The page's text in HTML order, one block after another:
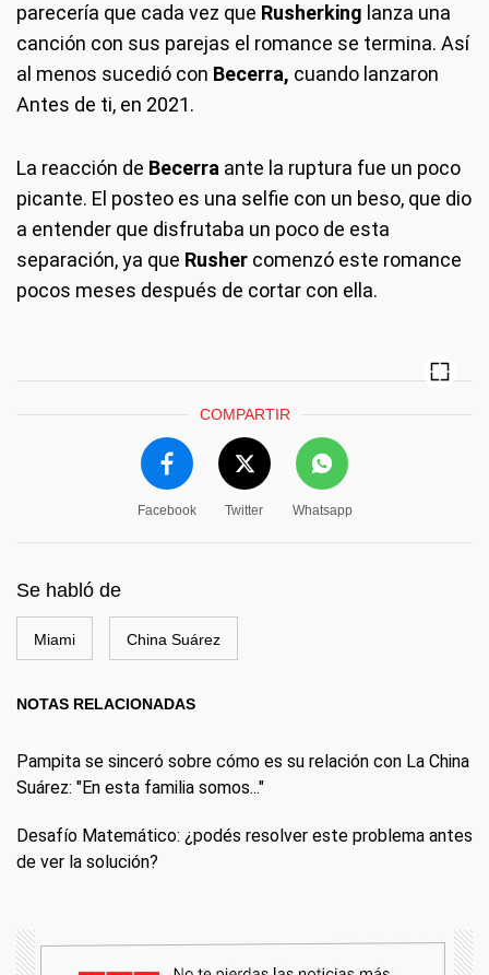
parecería que cada vez que Rusherking lanza una
canción con sus parejas el romance se termina. Así
al menos sucedió con Becerra, cuando lanzaron
Antes de ti, en 2021.
La reacción de Becerra ante la ruptura fue un poco
picante. El posteo es una selfie con un beso, que dio
a entender que disfrutaba un poco de esta
separación, ya que Rusher comenzó este romance
pocos meses después de cortar con ella.
COMPARTIR
Facebook Twitter Whatsapp
Se habló de
Miami China Suárez
NOTAS RELACIONADAS
Pampita se sinceró sobre cómo es su relación con La China
Suárez: "En esta familia somos..."
Desafío Matemático: ¿podés resolver este problema antes
de ver la solución?